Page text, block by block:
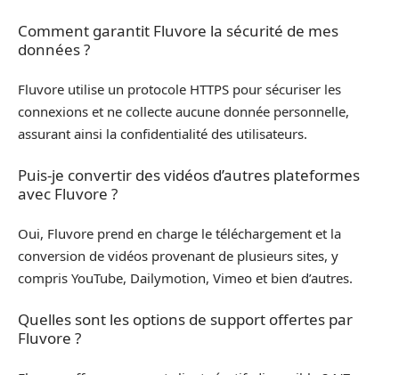
Comment garantit Fluvore la sécurité de mes
données ?
Fluvore utilise un protocole HTTPS pour sécuriser les
connexions et ne collecte aucune donnée personnelle,
assurant ainsi la confidentialité des utilisateurs.
Puis-je convertir des vidéos d’autres plateformes
avec Fluvore ?
Oui, Fluvore prend en charge le téléchargement et la
conversion de vidéos provenant de plusieurs sites, y
compris YouTube, Dailymotion, Vimeo et bien d’autres.
Quelles sont les options de support offertes par
Fluvore ?